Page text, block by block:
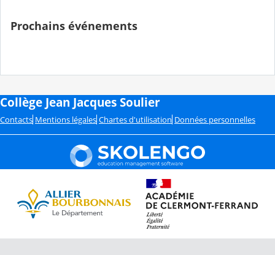
Prochains événements
Collège Jean Jacques Soulier
Contacts Mentions légales Chartes d'utilisation Données personnelles